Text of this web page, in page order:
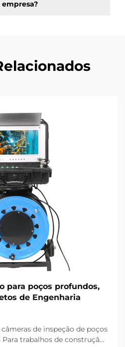
para poços profundos,
de Engenharia
de inspeção de poços
trabalhos de construção